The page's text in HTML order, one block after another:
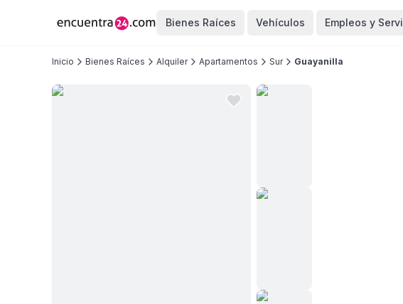
Bienes Raíces Vehículos Empleos y
Inicio Bienes Raíces Alquiler Apartamentos Sur Guayanilla